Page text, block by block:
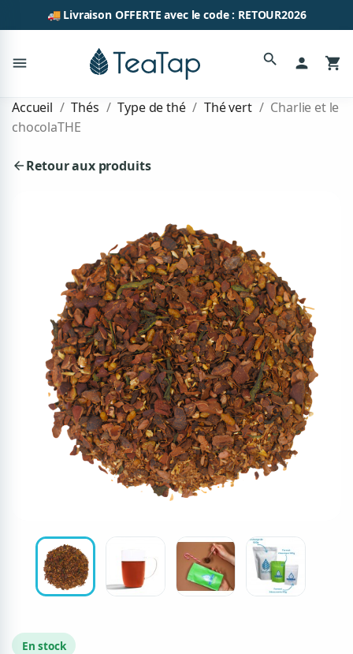
🚚 Livraison OFFERTE avec le code : RETOUR2026
menu search person shopping_cart
Accueil Thés Type de thé Thé vert
Charlie et le
chocolaTHE
arrow_back Retour aux produits
En stock